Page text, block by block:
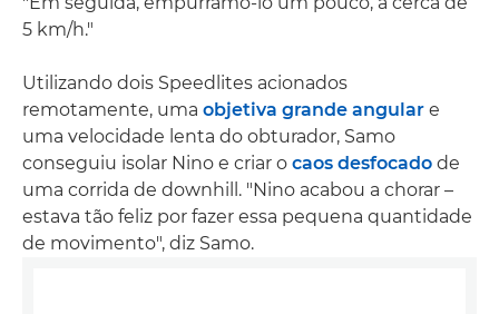
5 km/h."
Utilizando dois Speedlites acionados
remotamente, uma objetiva grande angular e
uma velocidade lenta do obturador, Samo
conseguiu isolar Nino e criar o caos desfocado de
uma corrida de downhill. "Nino acabou a chorar –
estava tão feliz por fazer essa pequena quantidade
de movimento", diz Samo.